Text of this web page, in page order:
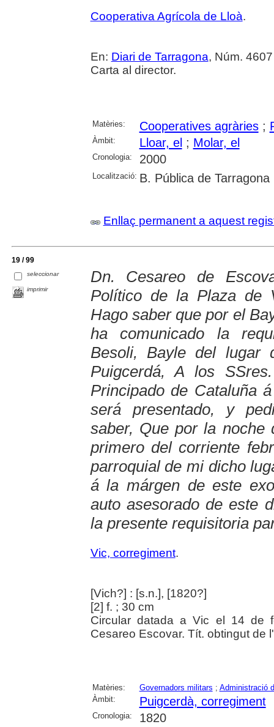
Cooperativa Agrícola de Lloà.
En: Diari de Tarragona, Núm.
Carta al director.
Matèries: Cooperatives agràries;
Àmbit: Lloar, el ; Molar, el
Cronologia: 2000
Localització: B. Pública de Tarragona
Enllaç permanent a aquest
19 / 99
seleccionar
imprimir
Dn. Cesareo de
Político de la Plaza de
Hago saber que por el
ha comunicado la
Besoli, Bayle del lugar
Puigcerdá, A los
Principado de Cataluña
será presentado, y
saber, Que por la
primero del corriente
parroquial de mi dicho
á la márgen de este
auto asesorado de este
la presente requisitoria
Vic, corregiment.
[Vich?] : [s.n.], [1820?]
[2] f. ; 30 cm
Circular datada a Vic el 14 de
Cesareo Escovar. Tít. obtingut de
Matèries: Governadors militars ; Administració
Àmbit:
Puigcerdà, corregiment
Cronologia: 1820